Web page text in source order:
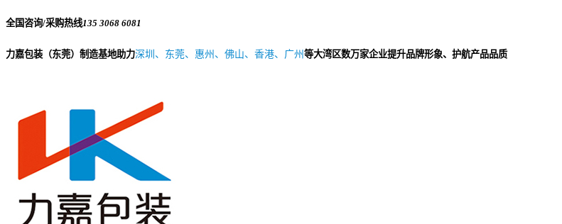
全国咨询/采购热线135 3068 6081
力嘉包装（东莞）制造基地助力深圳、东莞、惠州、佛山、香港、广州 等大湾区数万家企业提升品牌形象、护航产品品质